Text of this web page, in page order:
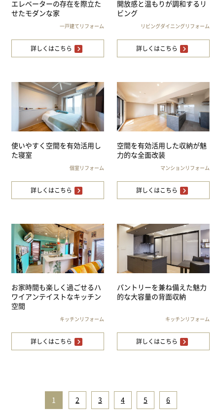
エレベーターの存在を際立た
せたモダンな家
一戸建てリフォーム
詳しくはこちら
開放感と温もりが調和するリ
ビング
リビングダイニングリフォーム
詳しくはこちら
使いやすく空間を有効活用し
た寝室
個室リフォーム
詳しくはこちら
空間を有効活用した収納が魅
力的な全面改装
マンションリフォーム
詳しくはこちら
お家時間も楽しく過ごせるハ
ワイアンテイストなキッチン
空間
キッチンリフォーム
詳しくはこちら
パントリーを兼ね備えた魅力
的な大容量の背面収納
キッチンリフォーム
詳しくはこちら
1 2 3 4 5 6